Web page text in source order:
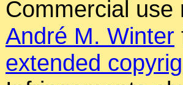
Commercial use
André M. Winter
extended